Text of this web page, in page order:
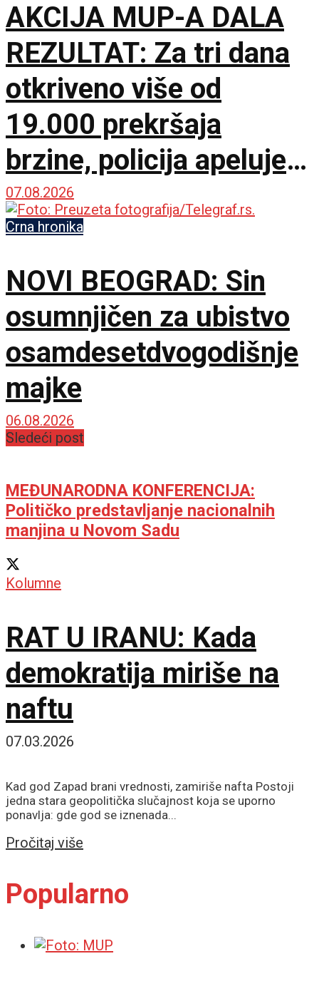
AKCIJA MUP-A DALA
REZULTAT: Za tri dana
otkriveno više od
19.000 prekršaja
brzine, policija apeluje
na vozače pred burni
vikend
07.08.2026
Crna hronika
NOVI BEOGRAD: Sin
osumnjičen za ubistvo
osamdesetdvogodišnje
majke
06.08.2026
Sledeći post
MEĐUNARODNA KONFERENCIJA:
Političko predstavljanje nacionalnih
manjina u Novom Sadu
Kolumne
RAT U IRANU: Kada
demokratija miriše na
naftu
07.03.2026
Kad god Zapad brani vrednosti, zamiriše nafta Postoji
jedna stara geopolitička slučajnost koja se uporno
ponavlja: gde god se iznenada...
Pročitaj više
Popularno